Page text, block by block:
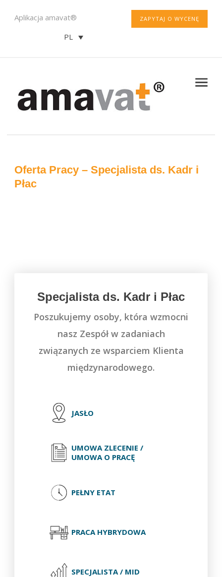
ZAPYTAJ O WYCENĘ
Aplikacja amavat®
PL
Oferta Pracy – Specjalista ds. Kadr i
Płac
Specjalista ds. Kadr i Płac
Poszukujemy osoby, która wzmocni
nasz Zespół w zadaniach
związanych ze wsparciem Klienta
międzynarodowego.
JASŁO
UMOWA ZLECENIE /
UMOWA O PRACĘ
PEŁNY ETAT
PRACA HYBRYDOWA
SPECJALISTA / MID